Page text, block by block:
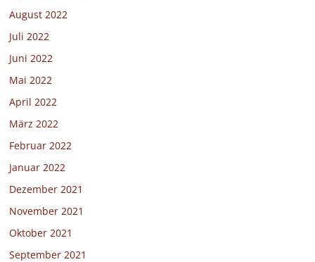
August 2022
Juli 2022
Juni 2022
Mai 2022
April 2022
März 2022
Februar 2022
Januar 2022
Dezember 2021
November 2021
Oktober 2021
September 2021